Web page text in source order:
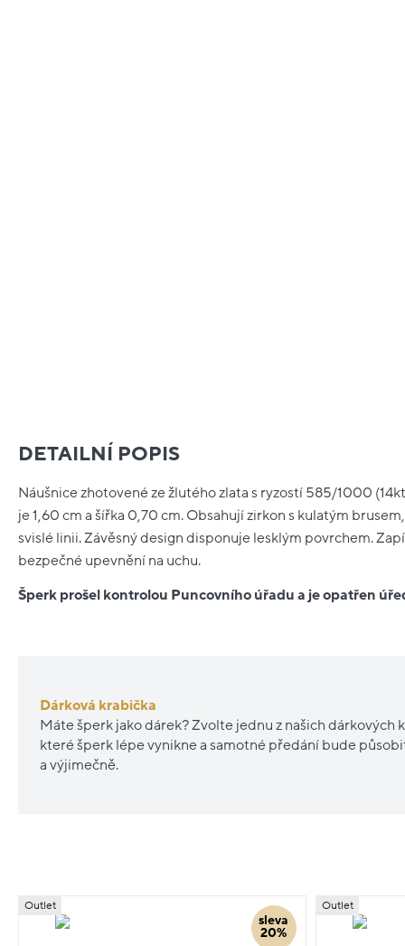
DETAILNÍ POPIS
Náušnice zhotovené ze žlutého zlata s ryzostí 585/1000
je 1,60 cm a šířka 0,70 cm. Obsahují zirkon s kulatým
svislé linii. Závěsný design disponuje lesklým povrchem.
bezpečné upevnění na uchu.
Šperk prošel kontrolou Puncovního úřadu a je opatřen
Dárková krabička
Máte šperk jako dárek? Zvolte jednu z našich dárkových
které šperk lépe vynikne a samotné předání bude
a výjimečně.
sleva
20%
Outlet Outlet